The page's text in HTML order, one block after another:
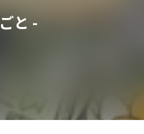
と -